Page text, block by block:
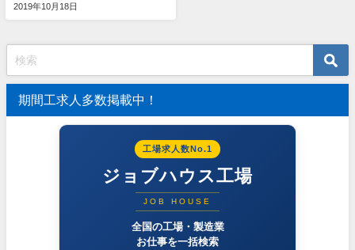
2019年10月18日
期間工求人多数掲載中！
工場求人数No.1
ジョブハウス工場
JOB HOUSE
全国の工場・製造業
お仕事を一括検索